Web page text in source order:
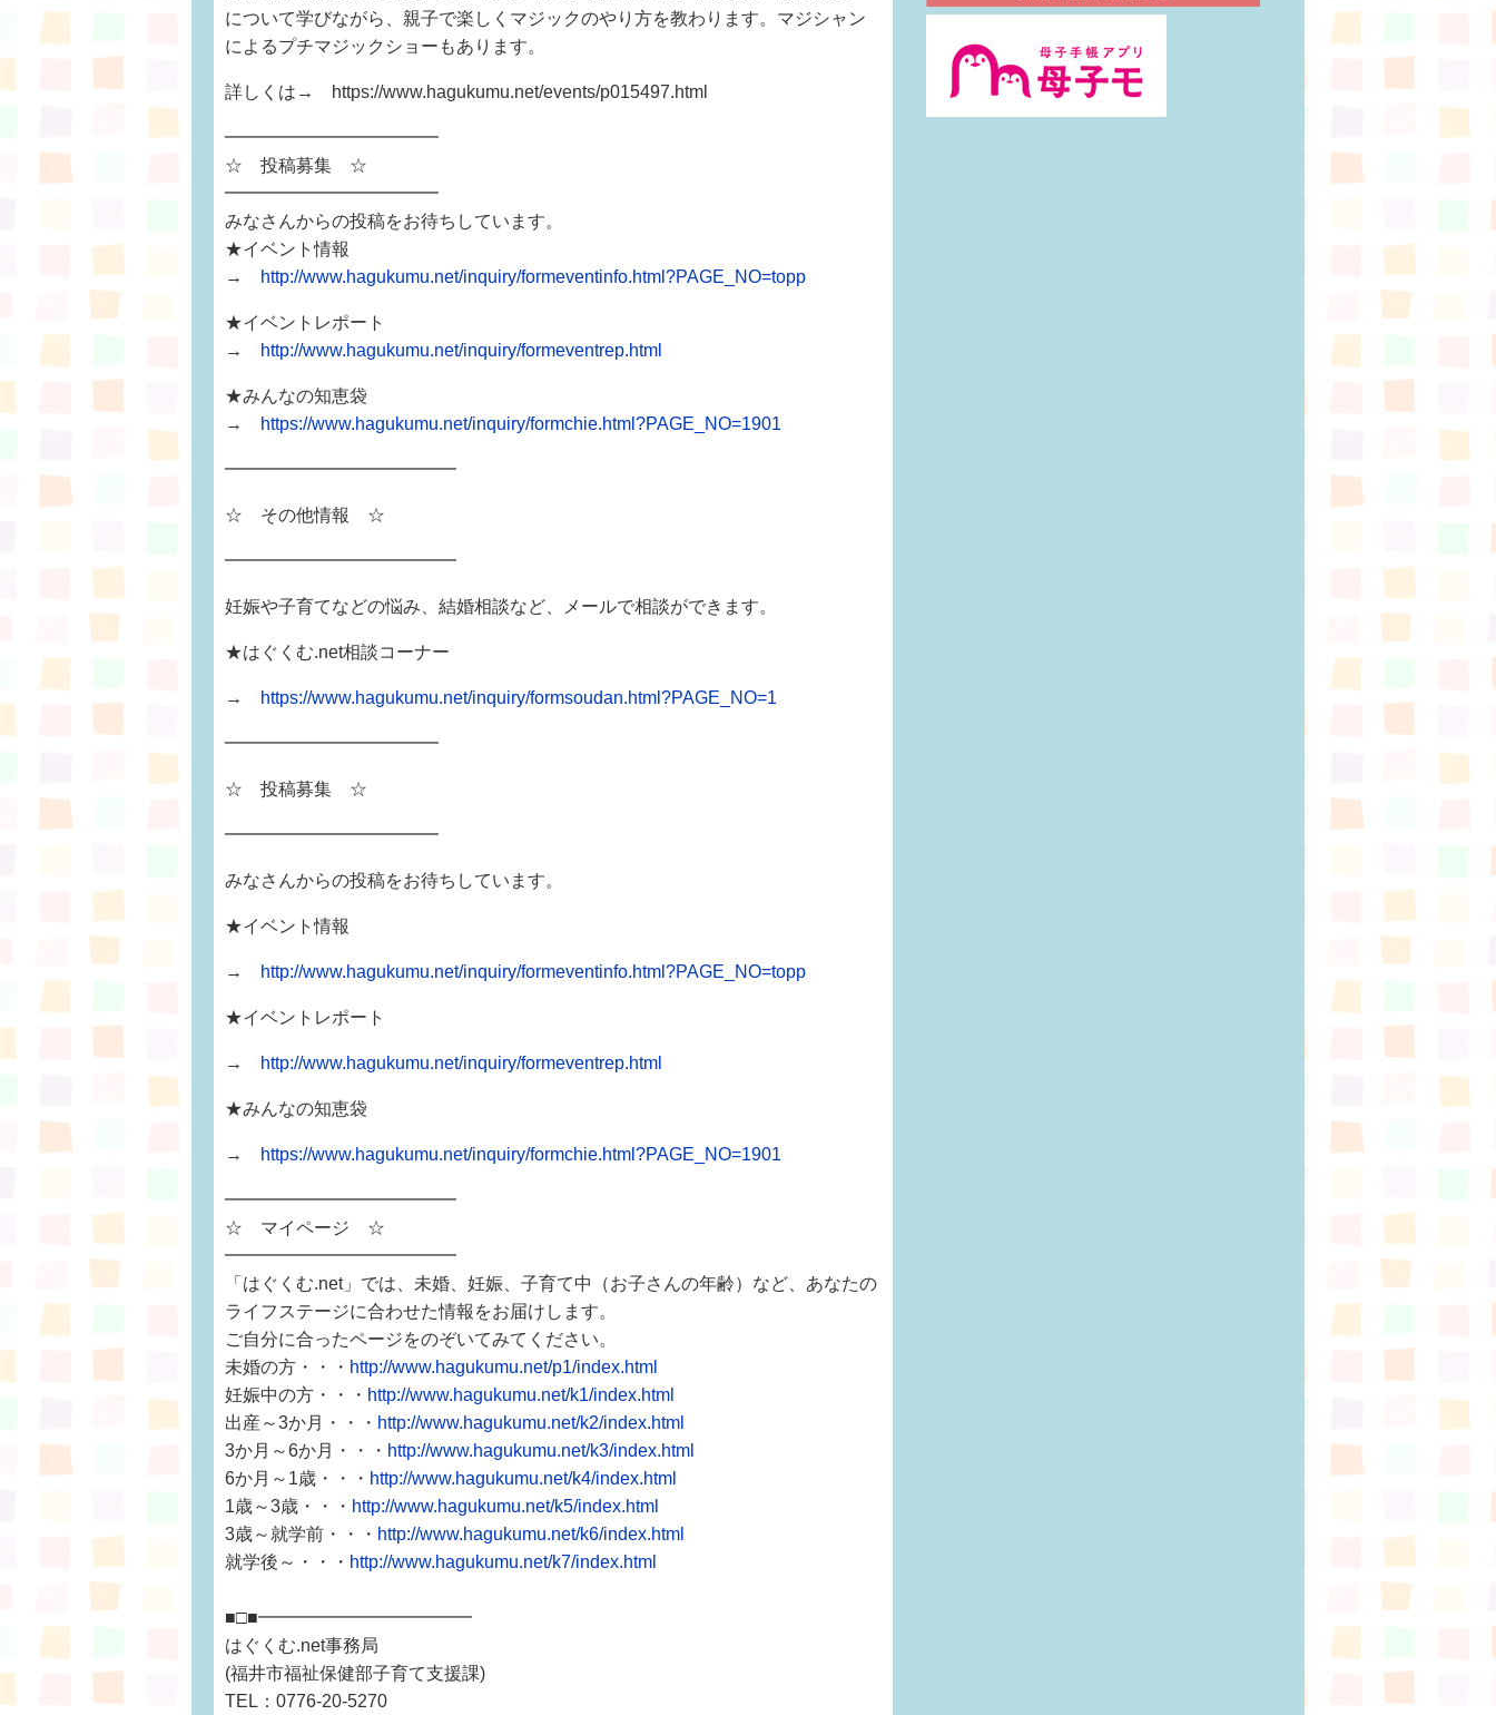
について学びながら、親子で楽しくマジックのやり方を教わります。マジシャン
によるプチマジックショーもあります。
詳しくは→ https://www.hagukumu.net/events/p015497.html
━━━━━━━━━━━━
☆ 投稿募集 ☆
━━━━━━━━━━━━
みなさんからの投稿をお待ちしています。
★イベント情報
→
http://www.hagukumu.net/inquiry/formeventinfo.html?PAGE_NO=topp
★イベントレポート
→
http://www.hagukumu.net/inquiry/formeventrep.html
★みんなの知恵袋
→
https://www.hagukumu.net/inquiry/formchie.html?PAGE_NO=1901
━━━━━━━━━━━━━
☆ その他情報 ☆
━━━━━━━━━━━━━
妊娠や子育てなどの悩み、結婚相談など、メールで相談ができます。
★はぐくむ.net相談コーナー
→ https://www.hagukumu.net/inquiry/formsoudan.html?PAGE_NO=1
━━━━━━━━━━━━
☆ 投稿募集 ☆
━━━━━━━━━━━━
みなさんからの投稿をお待ちしています。
★イベント情報
→ http://www.hagukumu.net/inquiry/formeventinfo.html?PAGE_NO=topp
★イベントレポート
→ http://www.hagukumu.net/inquiry/formeventrep.html
★みんなの知恵袋
→ https://www.hagukumu.net/inquiry/formchie.html?PAGE_NO=1901
━━━━━━━━━━━━━
☆ マイページ ☆
━━━━━━━━━━━━━
「はぐくむ.net」では、未婚、妊娠、子育て中（お子さんの年齢）など、あなたの
ライフステージに合わせた情報をお届けします。
ご自分に合ったページをのぞいてみてください。
未婚の方・・・ http://www.hagukumu.net/p1/index.html
妊娠中の方・・・ http://www.hagukumu.net/k1/index.html
出産～3か月・・・ http://www.hagukumu.net/k2/index.html
3か月～6か月・・・ http://www.hagukumu.net/k3/index.html
6か月～1歳・・・ http://www.hagukumu.net/k4/index.html
1歳～3歳・・・ http://www.hagukumu.net/k5/index.html
3歳～就学前・・・ http://www.hagukumu.net/k6/index.html
就学後～・・・ http://www.hagukumu.net/k7/index.html
■□■━━━━━━━━━━━━
はぐくむ.net事務局
(福井市福祉保健部子育て支援課)
TEL：0776-20-5270